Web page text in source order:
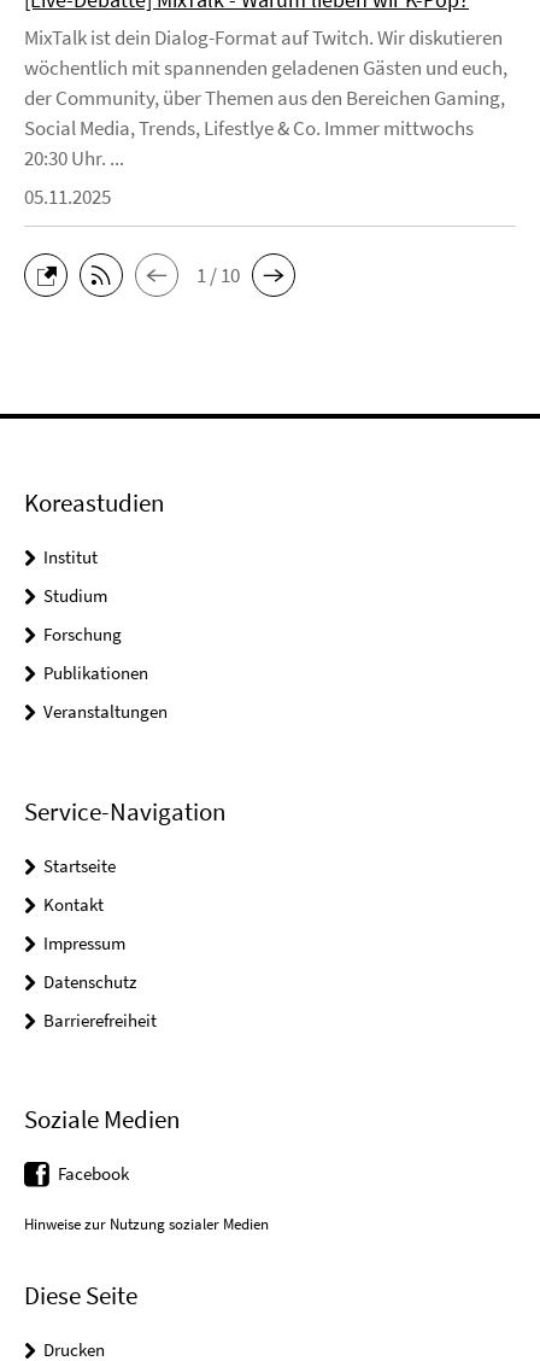
MixTalk ist dein Dialog-Format auf Twitch. Wir diskutieren
wöchentlich mit spannenden geladenen Gästen und euch,
der Community, über Themen aus den Bereichen Gaming,
Social Media, Trends, Lifestlye & Co. Immer mittwochs
20:30 Uhr. ...
05.11.2025
1 / 10
Koreastudien
Institut
Studium
Forschung
Publikationen
Veranstaltungen
Service-Navigation
Startseite
Kontakt
Impressum
Datenschutz
Barrierefreiheit
Soziale Medien
Facebook
Hinweise zur Nutzung sozialer Medien
Diese Seite
Drucken